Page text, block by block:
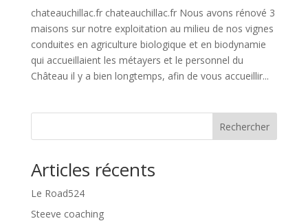
chateauchillac.fr chateauchillac.fr Nous avons rénové 3
maisons sur notre exploitation au milieu de nos vignes
conduites en agriculture biologique et en biodynamie
qui accueillaient les métayers et le personnel du
Château il y a bien longtemps, afin de vous accueillir...
Rechercher
Articles récents
Le Road524
Steeve coaching